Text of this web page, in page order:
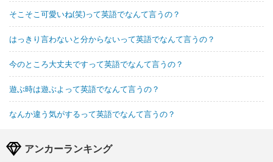
そこそこ可愛いね(笑)って英語でなんて言うの？
はっきり言わないと分からないって英語でなんて言うの？
今のところ大丈夫ですって英語でなんて言うの？
遊ぶ時は遊ぶよって英語でなんて言うの？
なんか違う気がするって英語でなんて言うの？
アンカーランキング